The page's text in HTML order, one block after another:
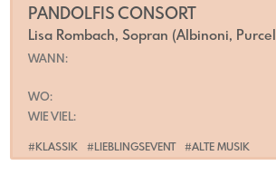
#KLASSIK #LIEBLINGSEVENT #ALTE MUSIK
PANDOLFIS CONSORT
Lisa Rombach, Sopran (Albinoni,
WANN:
WO:
WIE VIEL: